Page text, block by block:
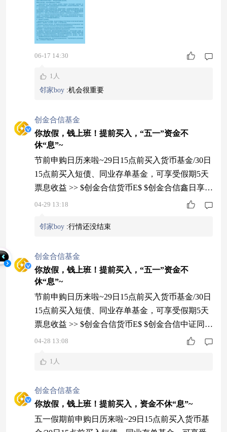
06-17 14:30
1人
邻家boy :机会很重要
创金合信基金
你放假，钱上班！提前买入，“五一”资金不
休“息”~
节前申购日历来啦~29日15点前买入货币基金/30日
15点前买入短债、同业存单基金，可享受假期5天
票息收益 >> $创金合信货币E$ $创金合信鑫日享短
债债券E$ $创金合信中证同业存单AAA指数7天持
金理财# #债券基金#
04-29 13:18
邻家boy :行情还没结束
创金合信基金
你放假，钱上班！提前买入，“五一”资金不
休“息”~
节前申购日历来啦~29日15点前买入货币基金/30日
15点前买入短债、同业存单基金，可享受假期5天
票息收益 >> $创金合信货币E$ $创金合信中证同业
存单AAA指数7天持有$ $创金合信鑫日享短债债券
长假将至 聊聊你的积存金仓位安排#
04-28 13:08
1人
创金合信基金
你放假，钱上班！提前买入，资金不休“息”~
五一假期前申购日历来啦~29日15点前买入货币基